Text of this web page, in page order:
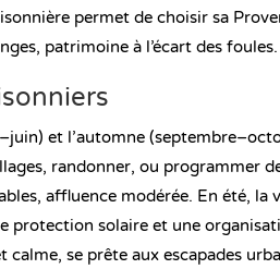
permet de choisir sa
patrimoine à l’écart des foules.
et l’automne
randonner, ou programmer
affluence modérée. En été,
protection solaire et une
calme, se prête aux escapades